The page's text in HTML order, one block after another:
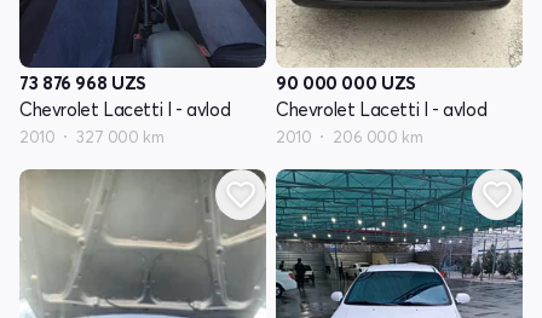
73 876 968 UZS
Chevrolet Lacetti I - avlod
2010 327 000 km
90 000 000 UZS
Chevrolet Lacetti I - avlod
2010 206 000 km